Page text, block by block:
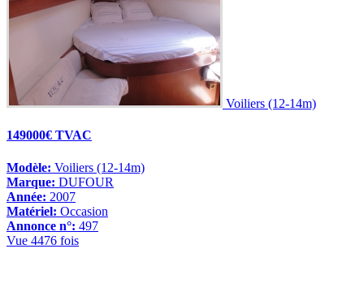
Voiliers (12-14m)
149000€ TVAC
Modèle: Voiliers (12-14m)
Marque: DUFOUR
Année: 2007
Matériel: Occasion
Annonce n°: 497
Vue 4476 fois